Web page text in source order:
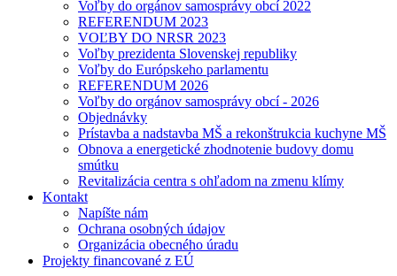
Voľby do orgánov samosprávy obcí 2022
REFERENDUM 2023
VOĽBY DO NRSR 2023
Voľby prezidenta Slovenskej republiky
Voľby do Európskeho parlamentu
REFERENDUM 2026
Voľby do orgánov samosprávy obcí - 2026
Objednávky
Prístavba a nadstavba MŠ a rekonštrukcia kuchyne MŠ
Obnova a energetické zhodnotenie budovy domu
smútku
Revitalizácia centra s ohľadom na zmenu klímy
Kontakt
Napíšte nám
Ochrana osobných údajov
Organizácia obecného úradu
Projekty financované z EÚ